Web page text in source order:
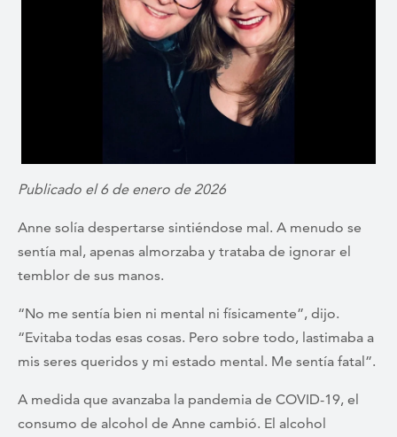
Publicado el 6 de enero de 2026
Anne solía despertarse sintiéndose mal. A menudo se
sentía mal, apenas almorzaba y trataba de ignorar el
temblor de sus manos.
“No me sentía bien ni mental ni físicamente”, dijo.
“Evitaba todas esas cosas. Pero sobre todo, lastimaba a
mis seres queridos y mi estado mental. Me sentía fatal”.
A medida que avanzaba la pandemia de COVID-19, el
consumo de alcohol de Anne cambió. El alcohol